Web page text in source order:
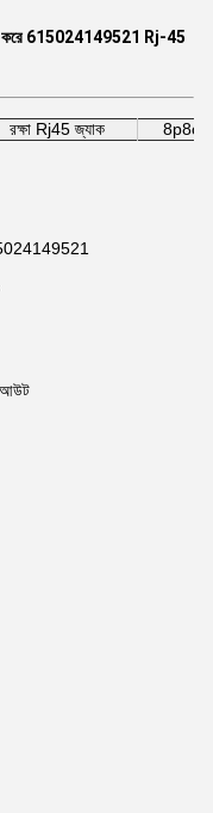
করে 615024149521 Rj-45
রক্ষা Rj45 জ্যাক 8p8c